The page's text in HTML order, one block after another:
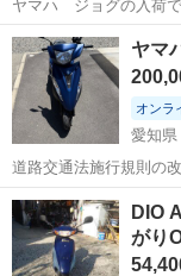
ヤマハ ジョグの入荷
す。 当店は尾張瀬戸駅近くになります。 書類は販売証明書をお渡し致
します。 画像にてご判断の上、ご購入お願い致します。 現在実動であ
っても、エンジンが...
愛知 瀬戸市
ヤマ
オンラ
愛知県
道路交通法施行規則の
ル。 124㎤エンジンを
により、50ccクラスの
車免許での運転が可能...
愛知 一宮市
DIO
がり